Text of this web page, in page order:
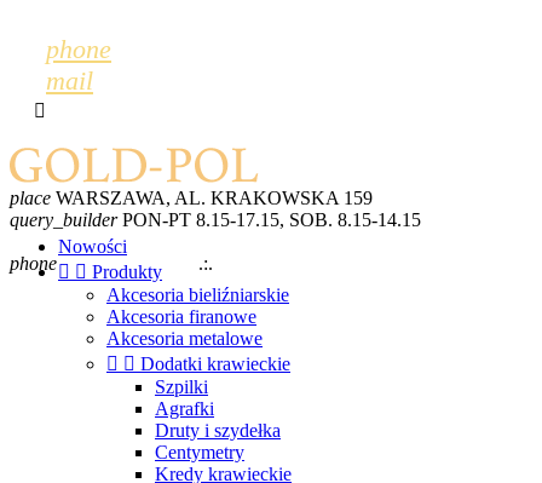
phone
mail

place WARSZAWA, AL. KRAKOWSKA 159
query_builderPON-PT 8.15-17.15, SOB. 8.15-14.15
mailGOLDPOL@GOLDPOL.PL
phone +48 600 243 702 .:.
Nowości
  Produkty
Akcesoria bieliźniarskie
Akcesoria firanowe
Akcesoria metalowe
  Dodatki krawieckie
Szpilki
Agrafki
Druty i szydełka
Centymetry
Kredy krawieckie